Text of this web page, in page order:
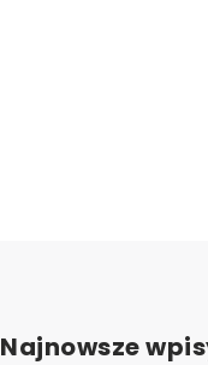
Najnowsze